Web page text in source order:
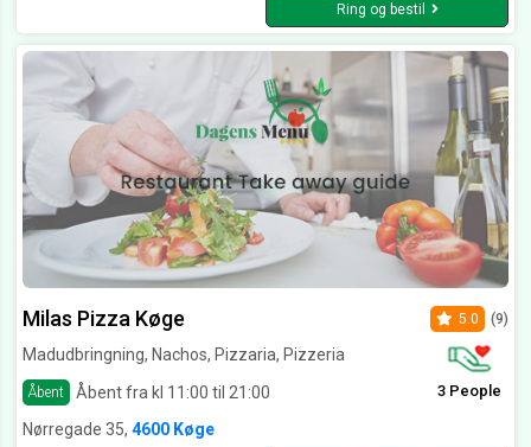
Ring og bestil
Milas Pizza Køge
Madudbringning, Nachos, Pizzaria, Pizzeria
Åbent Åbent fra kl 11:00 til 21:00
5.0 (9)
3 People
Nørregade 35, 4600 Køge